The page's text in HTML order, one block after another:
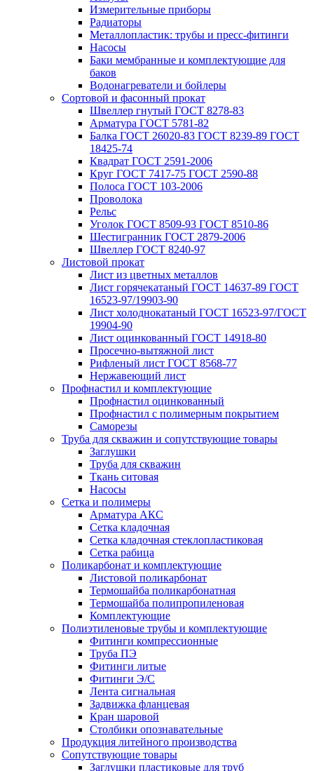
Измерительные приборы
Радиаторы
Металлопластик: трубы и пресс-фитинги
Насосы
Баки мембранные и комплектующие для
баков
Водонагреватели и бойлеры
Сортовой и фасонный прокат
Швеллер гнутый ГОСТ 8278-83
Арматура ГОСТ 5781-82
Балка ГОСТ 26020-83 ГОСТ 8239-89 ГОСТ
18425-74
Квадрат ГОСТ 2591-2006
Круг ГОСТ 7417-75 ГОСТ 2590-88
Полоса ГОСТ 103-2006
Проволока
Рельс
Уголок ГОСТ 8509-93 ГОСТ 8510-86
Шестигранник ГОСТ 2879-2006
Швеллер ГОСТ 8240-97
Листовой прокат
Лист из цветных металлов
Лист горячекатаный ГОСТ 14637-89 ГОСТ
16523-97/19903-90
Лист холоднокатаный ГОСТ 16523-97/ГОСТ
19904-90
Лист оцинкованный ГОСТ 14918-80
Просечно-вытяжной лист
Рифленый лист ГОСТ 8568-77
Нержавеющий лист
Профнастил и комплектующие
Профнастил оцинкованный
Профнастил с полимерным покрытием
Саморезы
Труба для скважин и сопутствующие товары
Заглушки
Труба для скважин
Ткань ситовая
Насосы
Сетка и полимеры
Арматура АКС
Сетка кладочная
Сетка кладочная стеклопластиковая
Сетка рабица
Поликарбонат и комплектующие
Листовой поликарбонат
Термошайба поликарбонатная
Термошайба полипропиленовая
Комплектующие
Полиэтиленовые трубы и комплектующие
Фитинги компрессионные
Труба ПЭ
Фитинги литые
Фитинги Э/С
Лента сигнальная
Задвижка фланцевая
Кран шаровой
Столбики опознавательные
Продукция литейного производства
Сопутствующие товары
Заглушки пластиковые для труб